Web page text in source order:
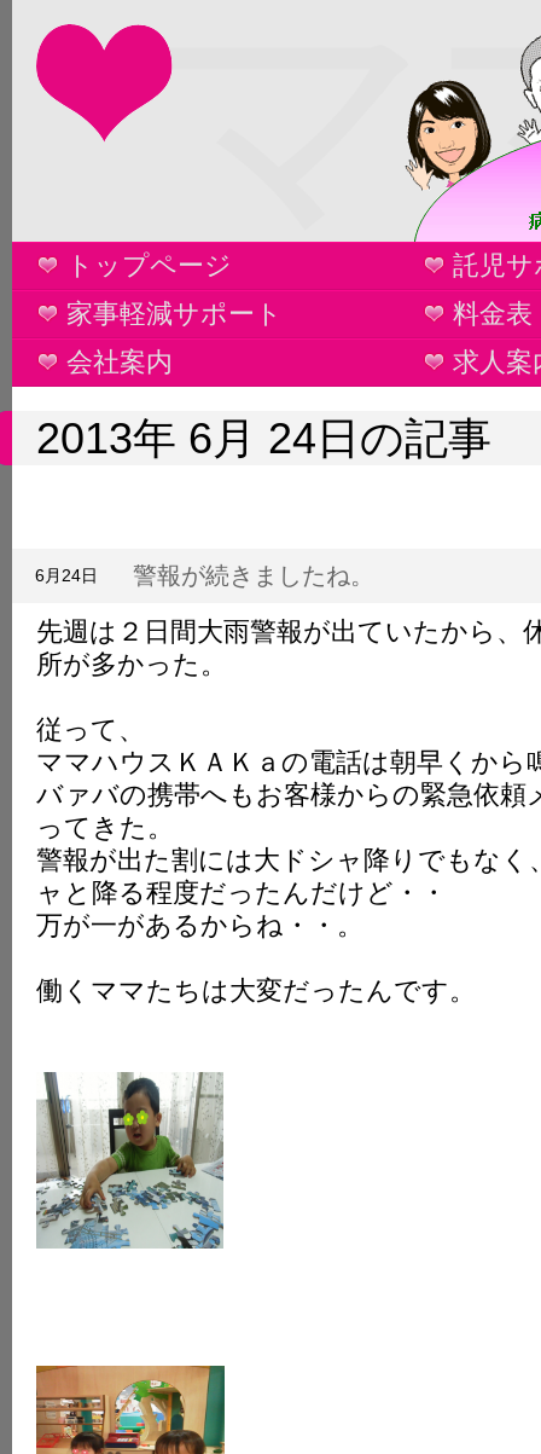
マ
トップページ
託児
家事軽減サポート
料金表
会社案内
求人案
2013年 6月 24日の記事
警報が続きましたね。
6月24日
先週は２日間大雨警報が出ていたから、
所が多かった。
従って、
ママハウスＫＡＫａの電話は朝早くから
バァバの携帯へもお客様からの緊急依頼
ってきた。
警報が出た割には大ドシャ降りでもなく
ャと降る程度だったんだけど・・
万が一があるからね・・。
働くママたちは大変だったんです。